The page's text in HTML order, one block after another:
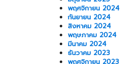
พฤศจิกายน 2024
กันยายน 2024
สิงหาคม 2024
พฤษภาคม 2024
มีนาคม 2024
ธันวาคม 2023
พฤศจิกายน 2023